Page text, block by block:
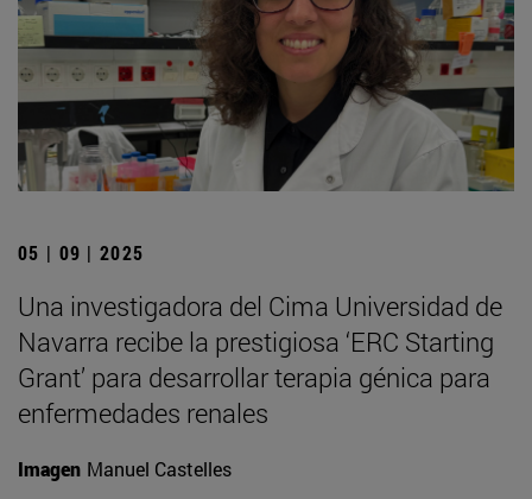
05 | 09 | 2025
Una investigadora del Cima Universidad de
Navarra recibe la prestigiosa ‘ERC Starting
Grant’ para desarrollar terapia génica para
enfermedades renales
Imagen Manuel Castelles